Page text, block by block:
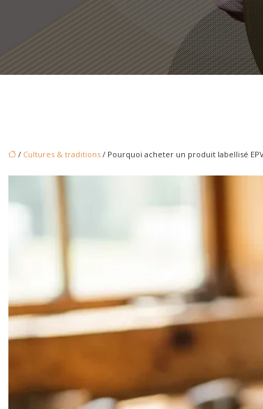
/ Cultures & traditions / Pourquoi acheter un produit labellisé